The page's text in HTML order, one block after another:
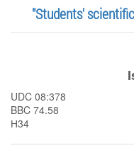
"Students'
UDC 08:378
BBC 74.58
Н34